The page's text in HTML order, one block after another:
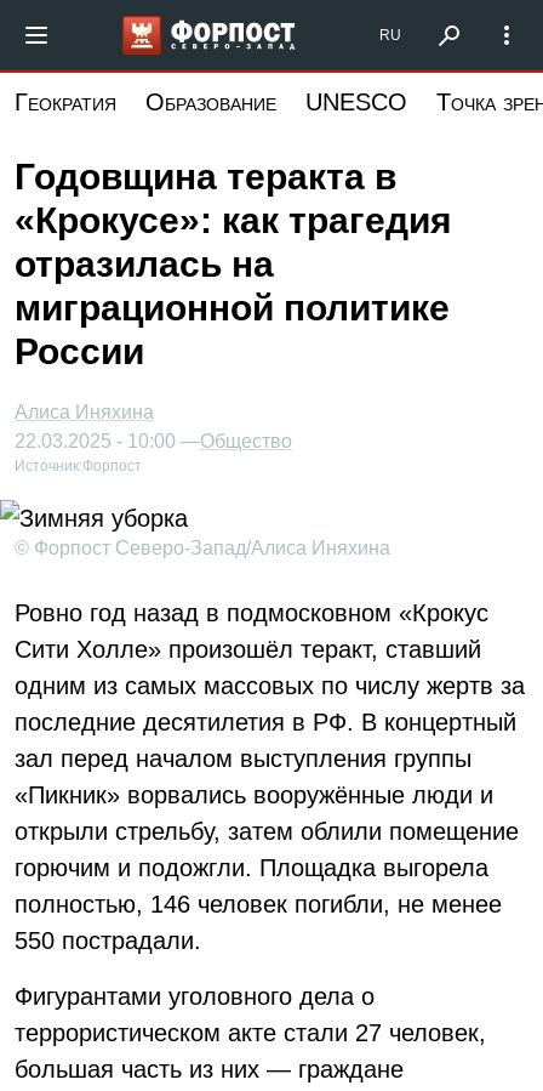
основному
Форпост Северо-Запад
RU
Геократия Образование UNESCO Точка
Годовщина теракта в
«Крокусе»: как трагедия
отразилась на
миграционной политике
России
Алиса Иняхина
22.03.2025 - 10:00 —Общество
Источник:Форпост
© Форпост Северо-Запад/Алиса Иняхина
Ровно год назад в подмосковном «Крокус
Сити Холле» произошёл теракт, ставший
одним из самых массовых по числу жертв за
последние десятилетия в РФ. В концертный
зал перед началом выступления группы
«Пикник» ворвались вооружённые люди и
открыли стрельбу, затем облили помещение
горючим и подожгли. Площадка выгорела
полностью, 146 человек погибли, не менее
550 пострадали.
Фигурантами уголовного дела о
террористическом акте стали 27 человек,
большая часть из них — граждане